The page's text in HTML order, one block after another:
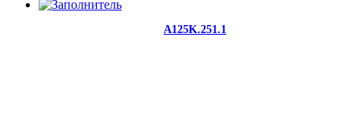
A125K.251.1